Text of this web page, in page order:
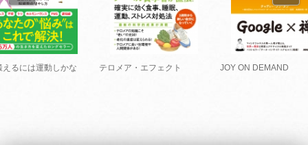
えるには運動しかな テロメア・エフェクト JOY ON DEMAND